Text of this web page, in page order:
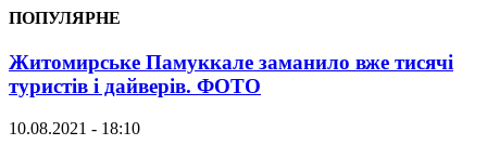
ПОПУЛЯРНЕ
Житомирське Памуккале заманило вже тисячі
туристів і дайверів. ФОТО
10.08.2021 - 18:10